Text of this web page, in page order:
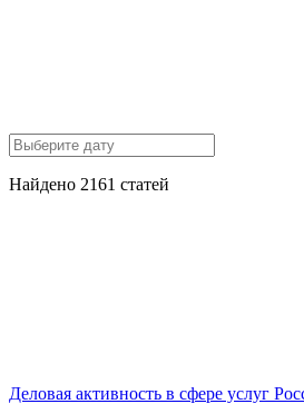
Найдено 2161 статей
Деловая активность в сфере услуг